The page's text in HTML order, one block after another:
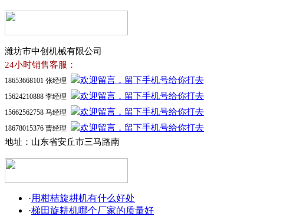
潍坊市中创机械有限公司
24小时销售客服：
18653668101 张经理
15624210888 李经理
15662562758 马经理
18678015376 曹经理
地址：山东省安丘市三马路南
·用柑桔旋耕机有什么好处
·梯田旋耕机哪个厂家的质量好